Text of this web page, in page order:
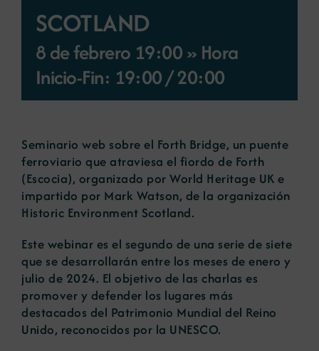
Noticias
Portal de empleo
SCOTLAND
8 de febrero 19:00 » Hora
Inicio-Fin: 19:00/20:00
Seminario web sobre el Forth Bridge, un puente
ferroviario que atraviesa el fiordo de Forth
(Escocia), organizado por World Heritage UK e
impartido por Mark Watson, de la organización
Historic Environment Scotland.
Este webinar es el segundo de una serie de siete
que se desarrollarán entre los meses de enero y
julio de 2024. El objetivo de las charlas es
promover y defender los lugares más
destacados del Patrimonio Mundial del Reino
Unido, reconocidos por la UNESCO.